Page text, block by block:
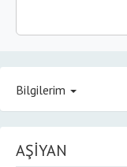
Bilgilerim
AŞİYAN